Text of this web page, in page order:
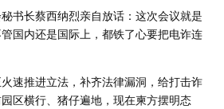
书长蔡西纳烈亲自放话：这次会议就是
国内还是国际上，都铁了心要把电诈连
速推进立法，补齐法律漏洞，给打击诈
区横行、猪仔遍地，现在柬方摆明态